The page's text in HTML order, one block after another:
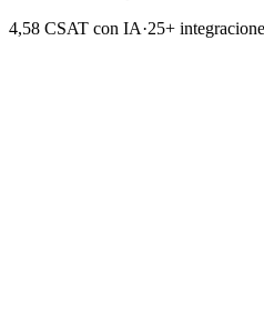
4,58 CSAT con IA·25+